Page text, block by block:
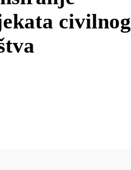
civilnog